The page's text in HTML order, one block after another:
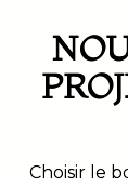
Choisir le